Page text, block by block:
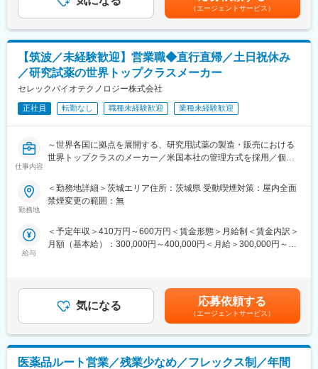
といったニーズを伺い、最適な製品を提案します。
<具体的には>
・既存取引先（病院・クリニック）への定期訪問
・医師・技師へのヒアリング、課題や要望の把握
・医療機器のご提案、デモンストレーションの実施
・見積作成、受注対応
・納品立ち会い、操作説明、アフターフォロー
<製品>
ー、麻酔器など
入社後は先輩社員とのOJTを中心に、基礎から丁寧に指導しま
す。
未経験スタートの社員も多く、「分からない前提」で育てる文化
が根付いているため、安心して成長できます。
茨城営業所は営業4名事務1名で構成されております。
中途入社が中心で、風通しがよく、アットホームな環境です。
あくまでも目安の金額であり、選考を通じて上下する可能性があ
ります。月給(月額)は固定手当を含めた表記です。
（エージェントサービス）
【筑波／未経験歓迎】営業職◆直行直帰／土日祝休み
／研究試薬の世界トップクラスメーカー
セレックバイオテクノロジー株式会社
正社員 転勤なし 職種未経験歓迎 業種未経験歓迎
仕事内容
～世界各国に拠点を展開する、研究用試薬の製造・販売における
世界トップクラスのメーカー／米国本社の管理方式を採用／個々
環境～
営業です。既存顧客の維持に加え、代理店との関係構築や新規開
拓もお任せします。
・既存顧客リストに沿って大学の研究室、研究機関などを訪問
・代理店との関係構築
・新規開拓
・当社の試薬をお客様に説明（学術担当サポートあり）
・顧客満足度の向上、自社ブランドの周知
勤務地
＜勤務地詳細＞茨城エリア住所：茨城県 受動喫煙対策：屋内全面
禁煙変更の範囲：無
給与
＜予定年収＞410万円～600万円＜賃金形態＞月給制＜賃金内訳＞
月額（基本給）：300,000円～400,000円＜月給＞300,000円～
バー（月給30万円＋歩合給＋賞与2回）年収1200万円 入社5年目
メンバー（月給30万円＋歩合給＋賞与2回）賃金はあくまでも目
安の金額であり、選考を通じて上下する可能性があります。月給
(月額)は固定手当を含めた表記です。
気になる 応募依頼する
（エージェントサービス）
医薬品ルート営業／残業少なめ／フレックス制／年間